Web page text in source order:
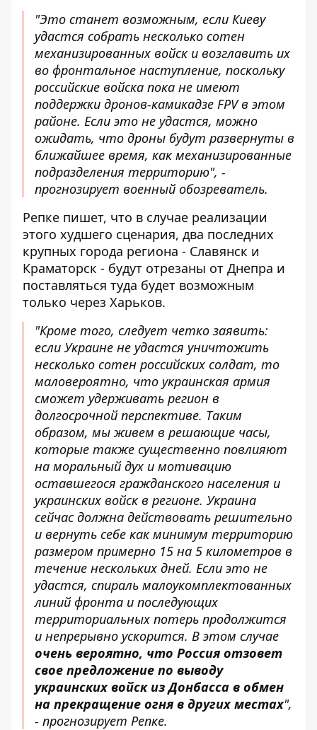
"Это станет возможным, если Киеву
удастся собрать несколько сотен
механизированных войск и возглавить их
во фронтальное наступление, поскольку
российские войска пока не имеют
поддержки дронов-камикадзе FPV в этом
районе. Если это не удастся, можно
ожидать, что дроны будут развернуты в
ближайшее время, как механизированные
подразделения территорию", -
прогнозирует военный обозреватель.
Репке пишет, что в случае реализации
этого худшего сценария, два последних
крупных города региона - Славянск и
Краматорск - будут отрезаны от Днепра и
поставляться туда будет возможным
только через Харьков.
"Кроме того, следует четко заявить:
если Украине не удастся уничтожить
несколько сотен российских солдат, то
маловероятно, что украинская армия
сможет удерживать регион в
долгосрочной перспективе. Таким
образом, мы живем в решающие часы,
которые также существенно повлияют
на моральный дух и мотивацию
оставшегося гражданского населения и
украинских войск в регионе. Украина
сейчас должна действовать решительно
и вернуть себе как минимум территорию
размером примерно 15 на 5 километров в
течение нескольких дней. Если это не
удастся, спираль малоукомплектованных
линий фронта и последующих
территориальных потерь продолжится
и непрерывно ускорится. В этом случае
очень вероятно, что Россия отзовет
свое предложение по выводу
украинских войск из Донбасса в обмен
на прекращение огня в других местах",
- прогнозирует Репке.